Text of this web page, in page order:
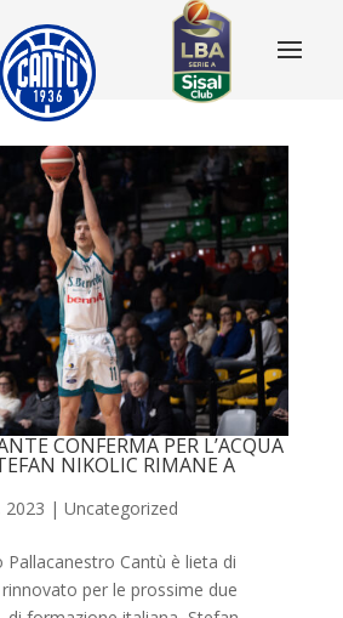
CONFERMA PER L’ACQUA
NIKOLIC RIMANE A
2023 | Uncategorized
Pallacanestro Cantù è lieta di
per le prossime due